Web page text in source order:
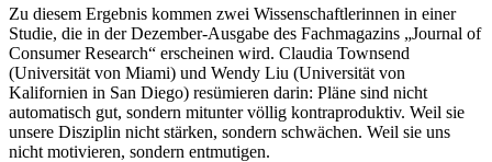
Zu diesem Ergebnis kommen zwei Wissenschaftlerinnen in einer
Studie, die in der Dezember-Ausgabe des Fachmagazins „Journal of
Consumer Research“ erscheinen wird. Claudia Townsend
(Universität von Miami) und Wendy Liu (Universität von
Kalifornien in San Diego) resümieren darin: Pläne sind nicht
automatisch gut, sondern mitunter völlig kontraproduktiv. Weil sie
unsere Disziplin nicht stärken, sondern schwächen. Weil sie uns
nicht motivieren, sondern entmutigen.